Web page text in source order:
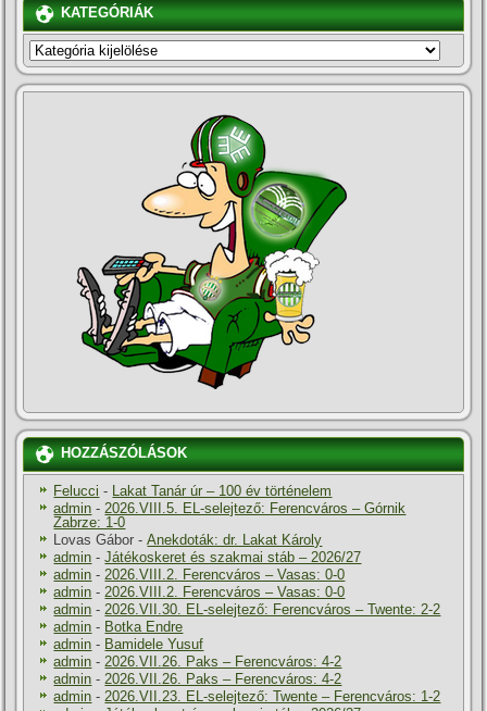
KATEGÓRIÁK
KATEGÓRIÁK
HOZZÁSZÓLÁSOK
Felucci - Lakat Tanár úr – 100 év történelem
admin - 2026.VIII.5. EL-selejtező: Ferencváros – Górnik
Zabrze: 1-0
Lovas Gábor -Anekdoták: dr. Lakat Károly
admin -Játékoskeret és szakmai stáb – 2026/27
admin - 2026.VIII.2. Ferencváros – Vasas: 0-0
admin - 2026.VIII.2. Ferencváros – Vasas: 0-0
admin - 2026.VII.30. EL-selejtező: Ferencváros – Twente: 2-2
admin - Botka Endre
admin - Bamidele Yusuf
admin - 2026.VII.26. Paks – Ferencváros: 4-2
admin - 2026.VII.26. Paks – Ferencváros: 4-2
admin - 2026.VII.23. EL-selejtező: Twente – Ferencváros: 1-2